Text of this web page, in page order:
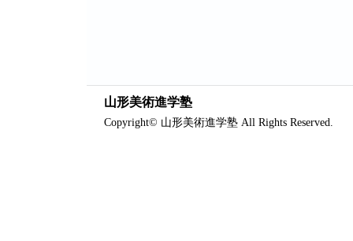
山形美術進学塾
Copyright© 山形美術進学塾 All Rights Reserved.